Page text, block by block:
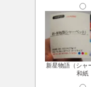
新星物語（シャ
和紙